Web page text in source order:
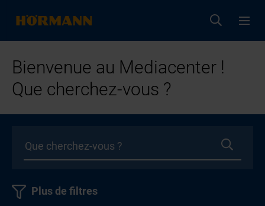
Bienvenue au Mediacenter !
Que cherchez-vous ?
Plus de filtres